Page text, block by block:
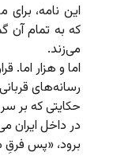
این نامه،
که به تمام آن
می‌زند.
اما و هزار اما.
رسانه‌های
حکایتی که بر
در داخل ایران
برود، «پس